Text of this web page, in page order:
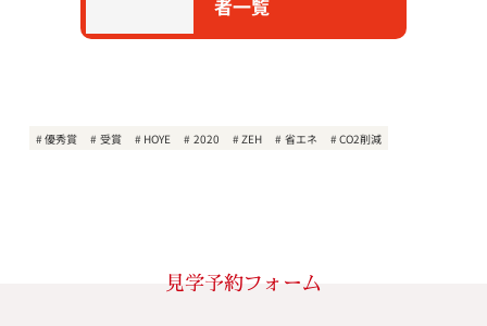
者一覧
優秀賞 受賞 HOYE 2020 ZEH 省エネ CO2削減
見学予約フォーム